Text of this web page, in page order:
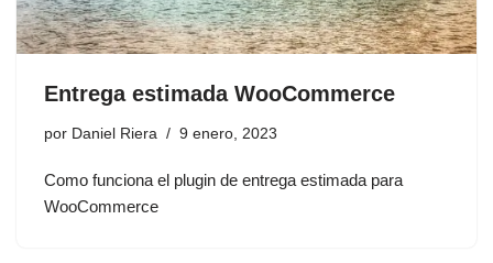
Entrega estimada WooCommerce
por Daniel Riera 9 enero, 2023
Como funciona el plugin de entrega estimada para
WooCommerce